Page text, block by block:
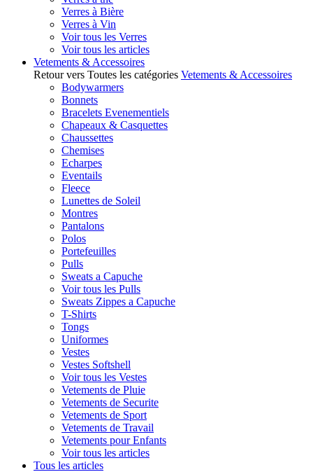
Verres à Bière
Verres à Vin
Voir tous les Verres
Voir tous les articles
Vetements & Accessoires
Retour vers Toutes les catégories Vetements & Accessoires
Bodywarmers
Bonnets
Bracelets Evenementiels
Chapeaux & Casquettes
Chaussettes
Chemises
Echarpes
Eventails
Fleece
Lunettes de Soleil
Montres
Pantalons
Polos
Portefeuilles
Pulls
Sweats a Capuche
Voir tous les Pulls
Sweats Zippes a Capuche
T-Shirts
Tongs
Uniformes
Vestes
Vestes Softshell
Voir tous les Vestes
Vetements de Pluie
Vetements de Securite
Vetements de Sport
Vetements de Travail
Vetements pour Enfants
Voir tous les articles
Tous les articles